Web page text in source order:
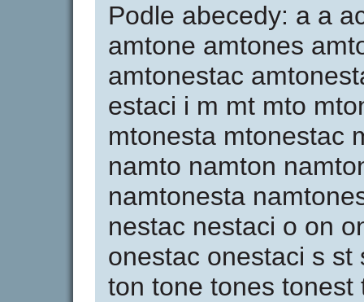
Podle abecedy: a a
amtone amtones
amtonestac
estaci i m mt mto
mtonesta mtonestac
namto namton
namtonesta
nestac nestaci o on
onestac onestaci s
ton tone tones